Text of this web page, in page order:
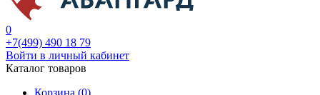
0
+7(499) 490 18 79
Войти в личный кабинет
Каталог товаров
Корзина (0)